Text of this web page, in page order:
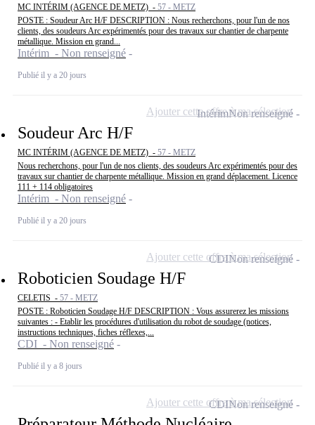
MC INTÉRIM (AGENCE DE METZ) - 57 - METZ
POSTE : Soudeur Arc H/F DESCRIPTION : Nous recherchons, pour l'un de nos
clients, des soudeurs Arc expérimentés pour des travaux sur chantier de charpente
métallique. Mission en grand...
Intérim - Non renseigné
Publié il y a 20 jours
Soudeur Arc H/F
MC INTÉRIM (AGENCE DE METZ) - 57 - METZ
Nous recherchons, pour l'un de nos clients, des soudeurs Arc expérimentés pour des
travaux sur chantier de charpente métallique. Mission en grand déplacement. Licence
111 + 114 obligatoires
Intérim - Non renseigné
Publié il y a 20 jours
IntérimNon renseigné
Ajouter cette offre à ma sélection
Roboticien Soudage H/F
CELETIS - 57 - METZ
POSTE : Roboticien Soudage H/F DESCRIPTION : Vous assurerez les missions
suivantes : - Etablir les procédures d'utilisation du robot de soudage (notices,
instructions techniques, fiches réflexes,...
CDI - Non renseigné
Publié il y a 8 jours
CDINon renseigné
Ajouter cette offre à ma sélection
CDINon renseigné
Ajouter cette offre à ma sélection